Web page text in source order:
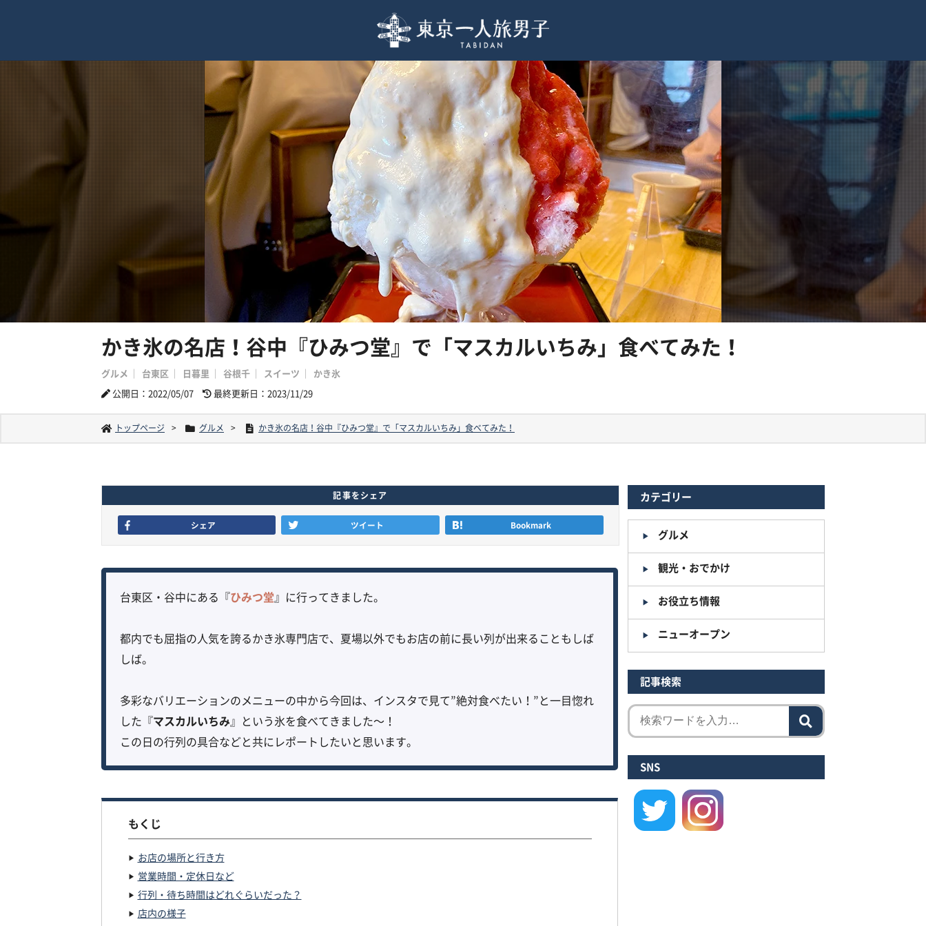
かき氷の名店！谷中『ひみつ堂』で「マスカルいちみ」食べてみた！
グルメ 台東区 日暮里 谷根千 スイーツ
かき氷
公開日：2022/05/07
最終更新日：2023/11/29
トップページ グルメ かき氷の名店！谷中『ひみつ堂』で「マスカルいちみ」食べてみた！
記事をシェア
シェア ツイート Bookmark
台東区・谷中にある『ひみつ堂』に行ってきました。
都内でも屈指の人気を誇るかき氷専門店で、夏場以外でもお店の前に長い列が出来ることもしば
しば。
多彩なバリエーションのメニューの中から今回は、インスタで見て”絶対食べたい！”と一目惚れ
した『マスカルいちみ』という氷を食べてきました〜！
この日の行列の具合などと共にレポートしたいと思います。
もくじ
お店の場所と行き方
営業時間・定休日など
行列・待ち時間はどれぐらいだった？
店内の様子
カテゴリー
グルメ
観光・おでかけ
お役立ち情報
ニューオープン
記事検索
SNS